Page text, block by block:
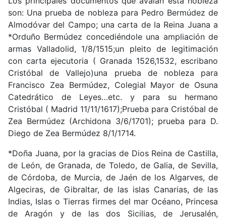
son: Una prueba de nobleza para Pedro Bermúdez de
Almodóvar del Campo; una carta de la Reina Juana a
*Orduño Bermúdez concediéndole una ampliación de
armas Valladolid, 1/8/1515;un pleito de legitimación
con carta ejecutoria ( Granada 1526,1532, escribano
Cristóbal de Vallejo)una prueba de nobleza para
Francisco Zea Bermúdez, Colegial Mayor de Osuna
Catedrático de Leyes…etc. y para su hermano
Cristóbal ( Madrid 11/11/1617);Prueba para Cristóbal de
Zea Bermúdez (Archidona 3/6/1701); prueba para D.
Diego de Zea Bermúdez 8/1/1714.
*Doña Juana, por la gracias de Dios Reina de Castilla,
de León, de Granada, de Toledo, de Galia, de Sevilla,
de Córdoba, de Murcia, de Jaén de los Algarves, de
Algeciras, de Gibraltar, de las islas Canarias, de las
Indias, Islas o Tierras firmes del mar Océano, Princesa
de Aragón y de las dos Sicilias, de Jerusalén,